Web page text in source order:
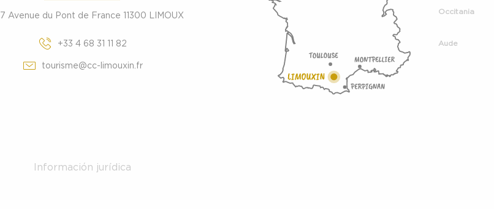
7 Avenue du Pont de France 11300 LIMOUX
+33 4 68 31 11 82
tourisme@cc-limouxin.fr
Occitania
Aude
Información jurídica